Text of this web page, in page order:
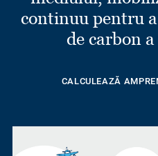
continuu pentru
de carbon
CALCULEAZĂ